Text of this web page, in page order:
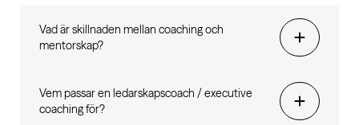
Vad är skillnaden mellan coaching och
mentorskap?
Vem passar en ledarskapscoach / executive
coaching för?